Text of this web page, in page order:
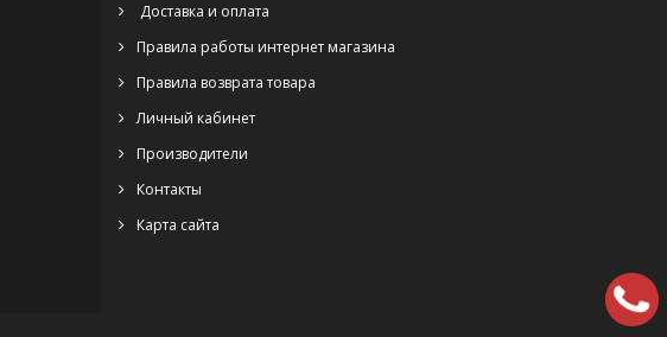
Доставка и оплата
Правила работы интернет магазина
Правила возврата товара
Личный кабинет
Производители
Контакты
Карта сайта